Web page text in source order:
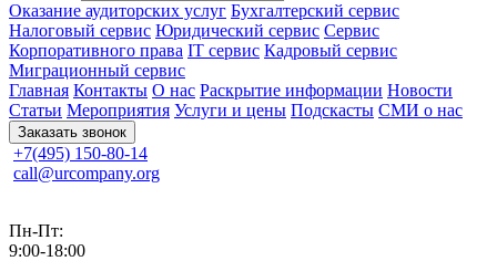
Оказание аудиторских услуг Бухгалтерский сервис
Налоговый сервис Юридический сервис Сервис
Корпоративного права IT сервис Кадровый сервис
Миграционный сервис
Главная Контакты О нас Раскрытие информации Новости
Статьи Мероприятия Услуги и цены Подскасты СМИ о нас
Заказать звонок
+7(495) 150-80-14
call@urcompany.org
Пн-Пт:
9:00-18:00